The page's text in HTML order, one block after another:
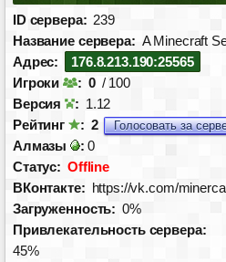
ID сервера: 239
Название сервера: A Minecraft
Адрес:
176.8.213.190:25565
Игроки
: 0 / 100
Версия
: 1.12
Рейтинг
: 2 Голосовать за
Алмазы : 0
Статус: Offline
ВКонтакте: https://vk.com/
Загруженность: 0%
Привлекательность сервера:
45%